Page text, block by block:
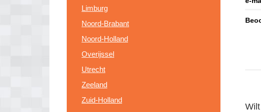
Limburg
Noord-Brabant
Noord-Holland
Overijssel
Utrecht
Zeeland
Zuid-Holland